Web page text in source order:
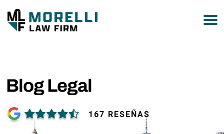
Blog Legal
167 RESEÑAS